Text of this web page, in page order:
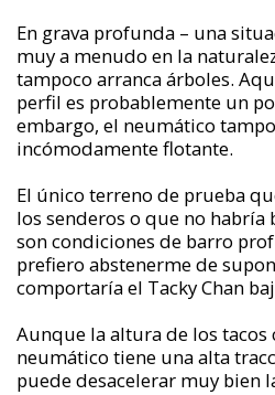
En grava profunda – una
muy a menudo en la
tampoco arranca árboles.
perfil es probablemente un
embargo, el neumático
incómodamente flotante.
El único terreno de prueba
los senderos o que no habría
son condiciones de barro
prefiero abstenerme de
comportaría el Tacky Chan
Aunque la altura de los tacos
neumático tiene una alta
puede desacelerar muy bien